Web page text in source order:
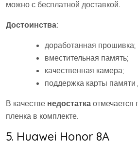
можно с бесплатной доставкой.
Достоинства:
доработанная прошивка;
вместительная память;
качественная камера;
поддержка карты памяти
В качестве недостатка отмечается
пленка в комплекте.
5. Huawei Honor 8A